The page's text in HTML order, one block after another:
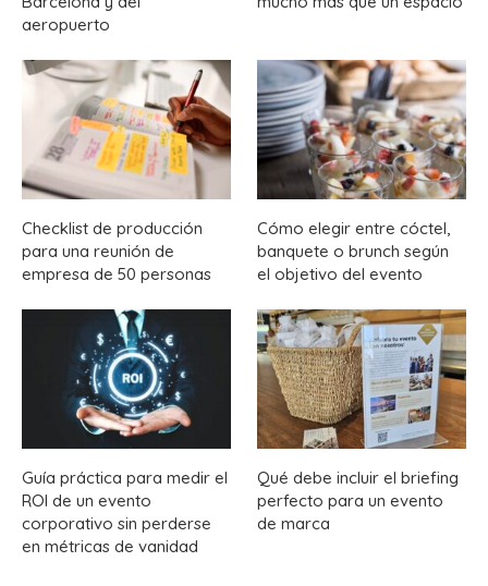
aeropuerto
Checklist de producción
para una reunión de
empresa de 50 personas
Cómo elegir entre cóctel,
banquete o brunch según
el objetivo del evento
Guía práctica para medir el
ROI de un evento
corporativo sin perderse
en métricas de vanidad
Qué debe incluir el briefing
perfecto para un evento
de marca